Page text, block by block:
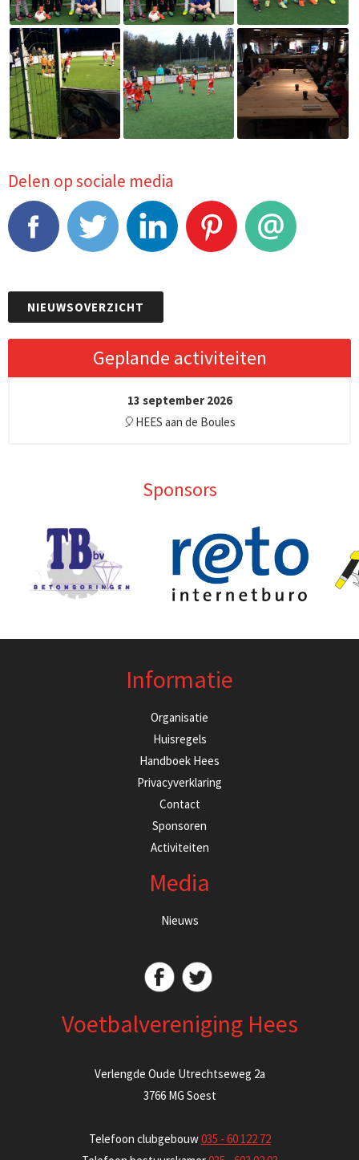
Delen op sociale media
NIEUWSOVERZICHT
Geplande activiteiten
13 september 2026
🎈HEES aan de Boules
Sponsors
Informatie
Organisatie
Huisregels
Handboek Hees
Privacyverklaring
Contact
Sponsoren
Activiteiten
Media
Nieuws
Voetbalvereniging Hees
Verlengde Oude Utrechtseweg 2a
3766 MG Soest
Telefoon clubgebouw035 - 60 122 72